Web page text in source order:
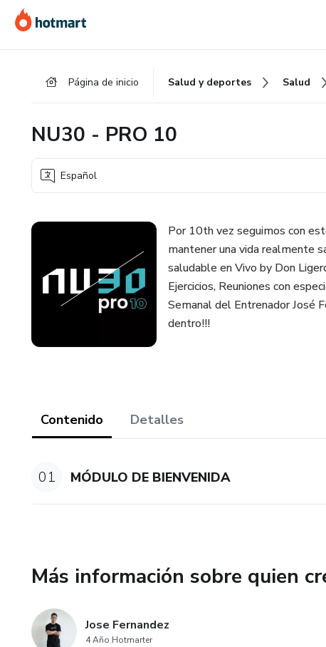
contenido
la
pie
Página de inicio Salud y deportes Salud
NU30 - PRO 10
Español
Por 10th vez seguimos con
mantener una vida realmente
saludable en Vivo by Don
Ejercicios, Reuniones con
Semanal del Entrenador José
dentro!!!
Contenido Detalles
01 MÓDULO DE BIENVENIDA
Más información sobre quien
Jose Fernandez
4 Año Hotmarter